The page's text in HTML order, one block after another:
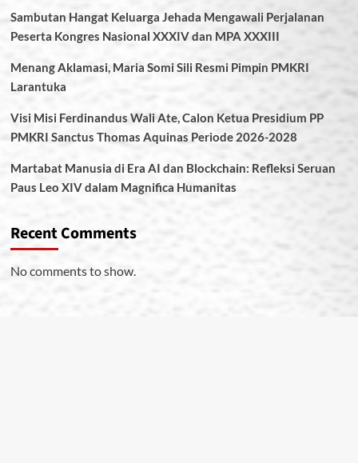
Sambutan Hangat Keluarga Jehada Mengawali Perjalanan
Peserta Kongres Nasional XXXIV dan MPA XXXIII
Menang Aklamasi, Maria Somi Sili Resmi Pimpin PMKRI
Larantuka
Visi Misi Ferdinandus Wali Ate, Calon Ketua Presidium PP
PMKRI Sanctus Thomas Aquinas Periode 2026-2028
Martabat Manusia di Era AI dan Blockchain: Refleksi Seruan
Paus Leo XIV dalam Magnifica Humanitas
Recent Comments
No comments to show.